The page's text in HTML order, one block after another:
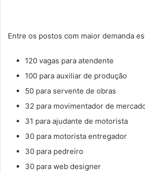
Entre os postos com maior demanda
120 vagas para atendente
100 para auxiliar de produção
50 para servente de obras
32 para movimentador de
31 para ajudante de motorista
30 para motorista entregador
30 para pedreiro
30 para web designer